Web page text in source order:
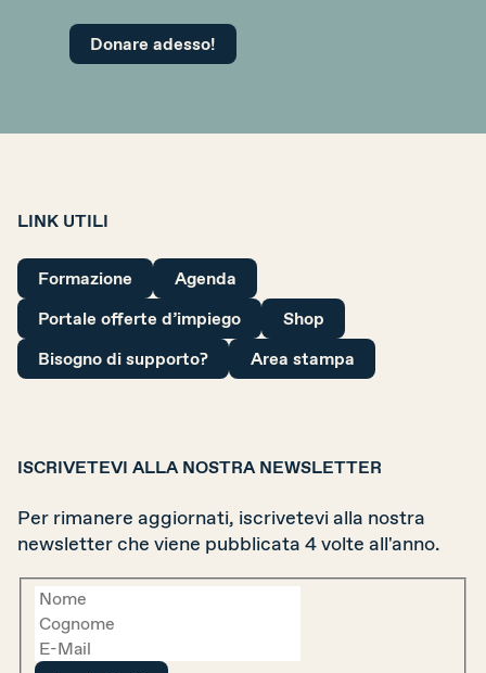
Donare adesso!
LINK UTILI
Formazione
Agenda
Portale offerte d’impiego
Shop
Bisogno di supporto?
Area stampa
ISCRIVETEVI ALLA NOSTRA NEWSLETTER
Per rimanere aggiornati, iscrivetevi alla nostra
newsletter che viene pubblicata 4 volte all'anno.